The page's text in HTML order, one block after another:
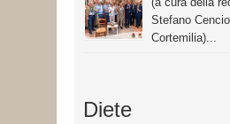
Stefano
Cortemilia)...
Diete